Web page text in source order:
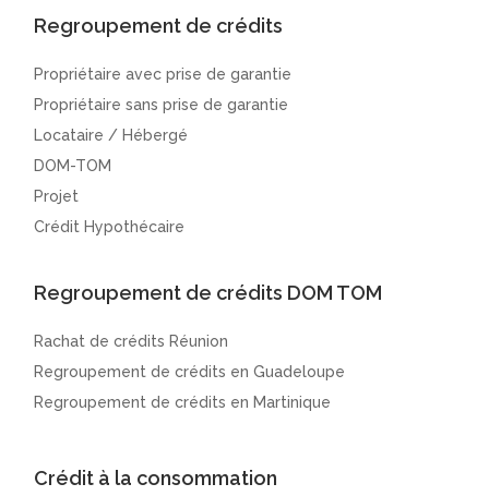
Regroupement de crédits
Propriétaire avec prise de garantie
Propriétaire sans prise de garantie
Locataire / Hébergé
DOM-TOM
Projet
Crédit Hypothécaire
Regroupement de crédits DOM TOM
Rachat de crédits Réunion
Regroupement de crédits en Guadeloupe
Regroupement de crédits en Martinique
Crédit à la consommation